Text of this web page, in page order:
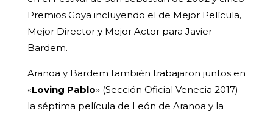
Premios Goya incluyendo el de Mejor Película,
Mejor Director y Mejor Actor para Javier
Bardem.
Aranoa y Bardem también trabajaron juntos en
«Loving Pablo» (Sección Oficial Venecia 2017)
la séptima película de León de Aranoa y la